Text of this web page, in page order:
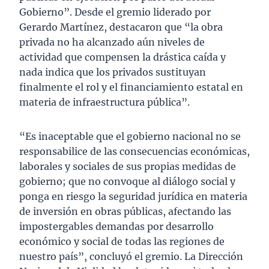
Gobierno”. Desde el gremio liderado por
Gerardo Martínez, destacaron que “la obra
privada no ha alcanzado aún niveles de
actividad que compensen la drástica caída y
nada indica que los privados sustituyan
finalmente el rol y el financiamiento estatal en
materia de infraestructura pública”.
“Es inaceptable que el gobierno nacional no se
responsabilice de las consecuencias económicas,
laborales y sociales de sus propias medidas de
gobierno; que no convoque al diálogo social y
ponga en riesgo la seguridad jurídica en materia
de inversión en obras públicas, afectando las
impostergables demandas por desarrollo
económico y social de todas las regiones de
nuestro país”, concluyó el gremio. La Dirección